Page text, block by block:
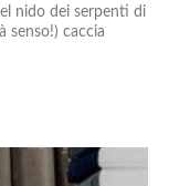
nido dei serpenti di
senso!) caccia